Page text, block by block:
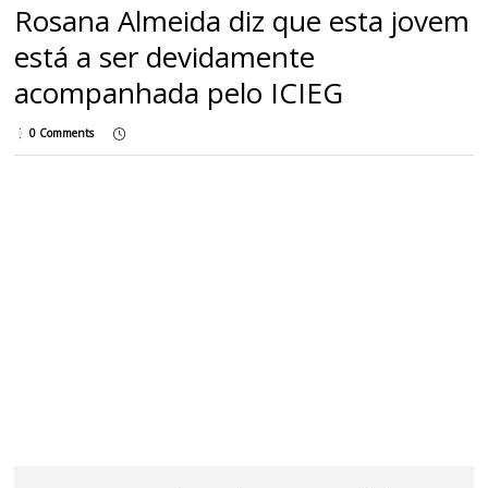
Rosana Almeida diz que esta jovem
está a ser devidamente
acompanhada pelo ICIEG
0 Comments